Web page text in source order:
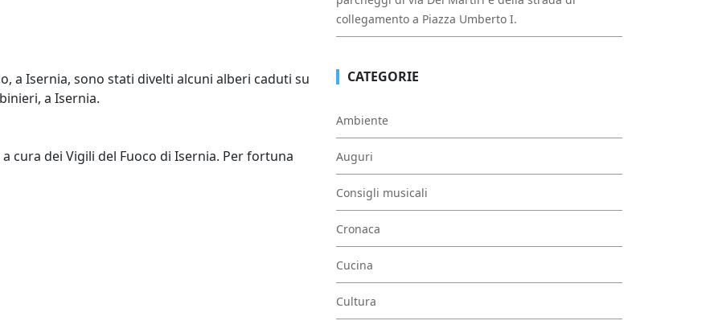
a Isernia, sono stati divelti alcuni alberi caduti su
a Isernia.
cura dei Vigili del Fuoco di Isernia. Per fortuna
collegamento a Piazza Umberto I.
CATEGORIE
Ambiente
Auguri
Consigli musicali
Cronaca
Cucina
Cultura